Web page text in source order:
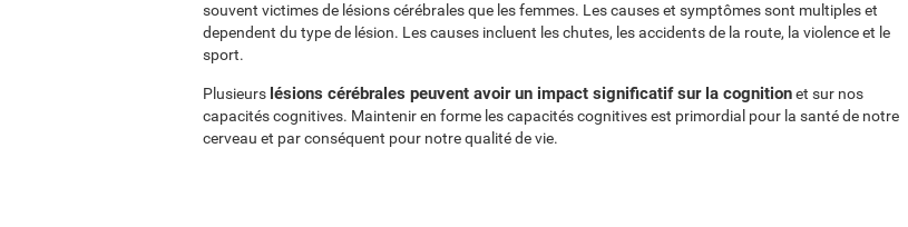
souvent victimes de lésions cérébrales que les femmes. Les causes et symptômes sont multiples et
dependent du type de lésion. Les causes incluent les chutes, les accidents de la route, la violence et le
sport.
Plusieurs lésions cérébrales peuvent avoir un impact significatif sur la cognitionet sur nos
capacités cognitives. Maintenir en forme les capacités cognitives est primordial pour la santé de notre
cerveau et par conséquent pour notre qualité de vie.